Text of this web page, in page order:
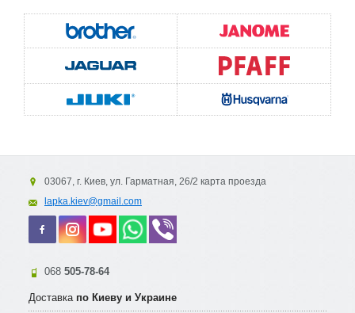
03067, г. Киев, ул. Гарматная, 26/2 карта проезда
lapka.kiev@gmail.com
068 505-78-64
Доставка по Киеву и Украине